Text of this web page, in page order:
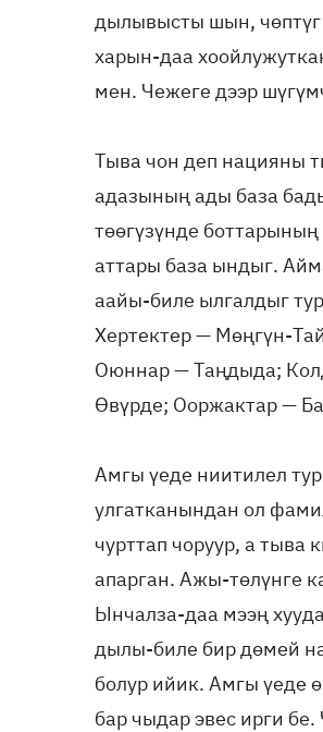
дылывысты шын,
харын-даа
мен. Чежеге дээр
Тыва чон деп нацияны
адазының ады база
төөгүзүнде
аттары база ындыг.
аайы-биле ылгалдыг
Хертектер — Мөңгүн-
Оюннар — Таңдыда;
Өвүрде; Ооржактар —
Амгы үеде ниитилел
улгатканындан ол
чурттап чоруур, а
апарган. Ажы-төлүнге
Ынчалза-даа мээң
дылы-биле бир дөмей
болур ийик. Амгы үеде
бар чыдар эвес ирги